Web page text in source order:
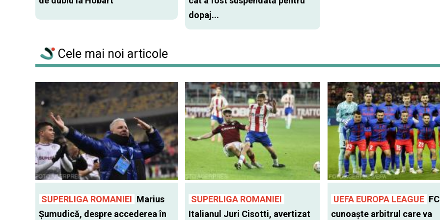
dopaj...
Cele mai noi articole
SUPERLIGA ROMANIEI Marius
Șumudică, despre accederea în
SUPERLIGA ROMANIEI
Italianul Juri Cisotti, avertizat
UEFA EUROPA LEAGUE
cunoaște arbitrul care va